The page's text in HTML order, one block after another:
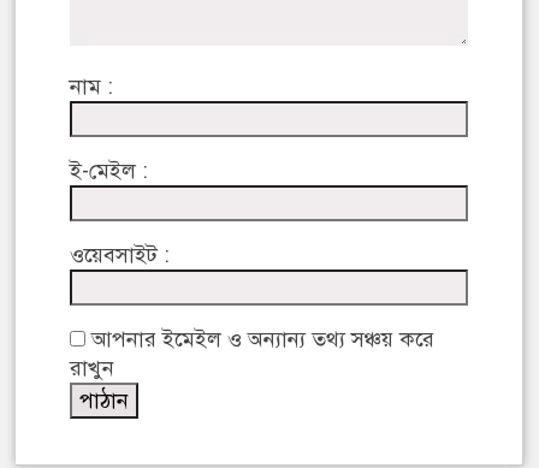
নাম :
ই-মেইল :
ওয়েবসাইট :
আপনার ইমেইল ও অন্যান্য তথ্য সঞ্চয় করে
রাখুন